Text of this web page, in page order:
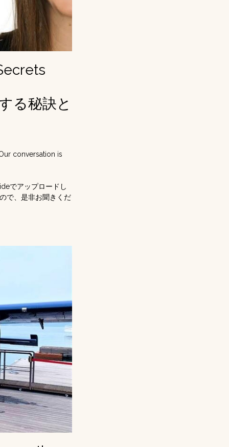
る秘訣と
conversation is
でアップロードし
で、是非お聞きくだ